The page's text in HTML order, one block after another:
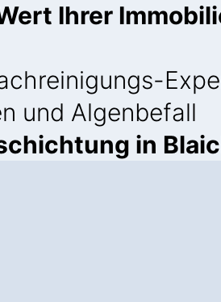
Ihrer
und Algenbefall
in